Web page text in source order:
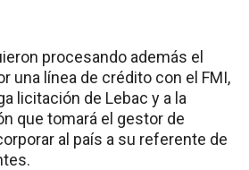
procesando además el
una línea de crédito con el FMI,
licitación de Lebac y a la
que tomará el gestor de
al país a su referente de